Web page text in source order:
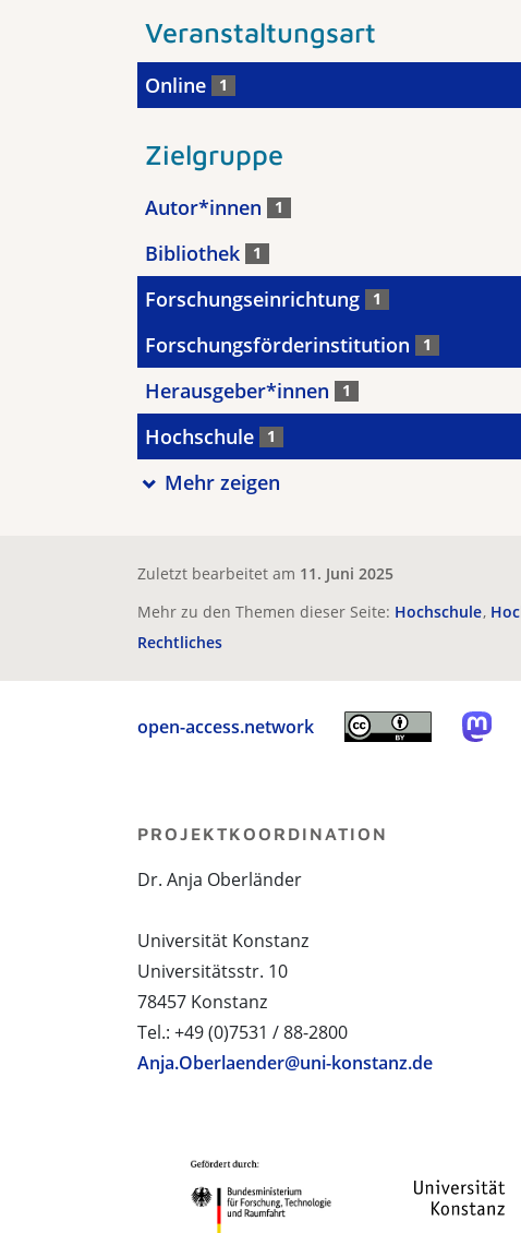
Veranstaltungsart
Online 1
Zielgruppe
Autor*innen 1
Bibliothek 1
Forschungseinrichtung 1
Forschungsförderinstitution 1
Herausgeber*innen 1
Hochschule 1
Mehr zeigen
Zuletzt bearbeitet am 11. Juni 2025
Mehr zu den Themen dieser Seite: Hochschule
Rechtliches
open-access.network
PROJEKTKOORDINATION
Dr. Anja Oberländer
Universität Konstanz
Universitätsstr. 10
78457 Konstanz
Tel.: +49 (0)7531 / 88-2800
Anja.Oberlaender@uni-konstanz.de